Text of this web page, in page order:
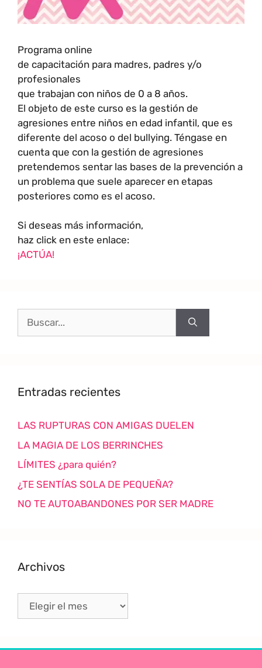
Programa online
de capacitación para madres, padres y/o
profesionales
que trabajan con niños de 0 a 8 años.
El objeto de este curso es la gestión de
agresiones entre niños en edad infantil, que es
diferente del acoso o del bullying. Téngase en
cuenta que con la gestión de agresiones
pretendemos sentar las bases de la prevención a
un problema que suele aparecer en etapas
posteriores como es el acoso.
Si deseas más información,
haz click en este enlace:
¡ACTÚA!
Entradas recientes
LAS RUPTURAS CON AMIGAS DUELEN
LA MAGIA DE LOS BERRINCHES
LÍMITES ¿para quién?
¿TE SENTÍAS SOLA DE PEQUEÑA?
NO TE AUTOABANDONES POR SER MADRE
Archivos